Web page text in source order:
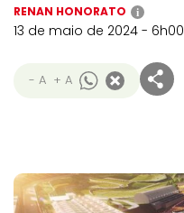
RENAN HONORATO i
13 de maio de 2024 - 6h00
- A + A